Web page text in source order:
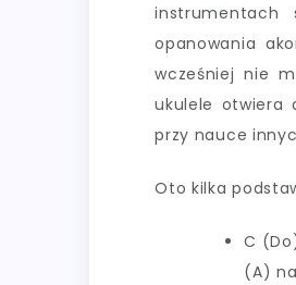
instrumentach
opanowania
wcześniej nie
ukulele otwiera
przy nauce
Oto kilka
C
(A)